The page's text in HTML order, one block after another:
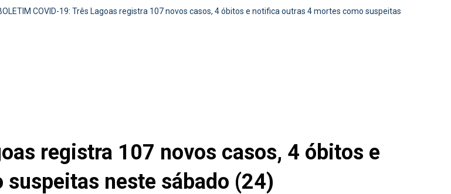
COVID-19: Três Lagoas registra 107 novos casos, 4 óbitos e notifica outras 4 mortes como suspeitas
registra 107 novos casos, 4 óbitos e
neste sábado (24)